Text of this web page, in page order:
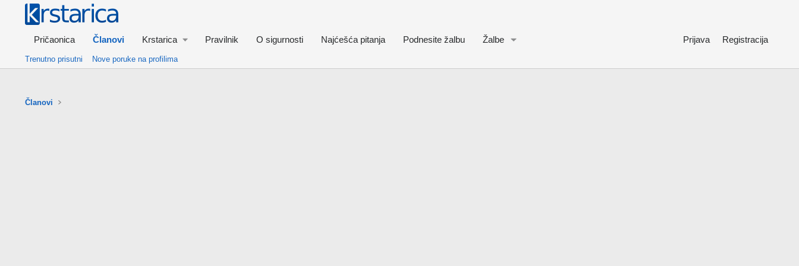
Pričaonica Članovi Krstarica Pravilnik O sigurnosti Najćešća pitanja Podnesite žalbu Žalbe Prijava Registracija
Trenutno prisutni Nove poruke na profilima
Članovi